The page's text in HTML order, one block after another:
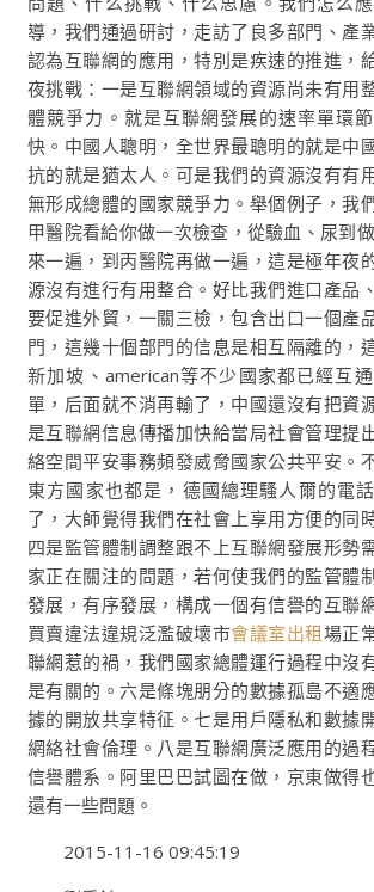
導，我們通過研討，走訪了良多部門、產
認為互聯網的應用，特別是疾速的推進，
夜挑戰：一是互聯網領域的資源尚未有用
體競爭力。就是互聯網發展的速率單環
快。中國人聰明，全世界最聰明的就是中
抗的就是猶太人。可是我們的資源沒有有
無形成總體的國家競爭力。舉個例子，我
甲醫院看給你做一次檢查，從驗血、尿到
來一遍，到丙醫院再做一遍，這是極年夜
源沒有進行有用整合。好比我們進口產品
要促進外貿，一關三檢，包含出口一個產
門，這幾十個部門的信息是相互隔離的，
新加坡、american等不少國家都已經互
單，后面就不消再輸了，中國還沒有把資
是互聯網信息傳播加快給當局社會管理提
絡空間平安事務頻發威脅國家公共平安。
東方國家也都是，德國總理騷人爾的電
了，大師覺得我們在社會上享用方便的同
四是監管體制調整跟不上互聯網發展形勢
家正在關注的問題，若何使我們的監管體
發展，有序發展，構成一個有信譽的互聯
買賣違法違規泛濫破壞市會議室出租場正
聯網惹的禍，我們國家總體運行過程中沒
是有關的。六是條塊朋分的數據孤島不適
據的開放共享特征。七是用戶隱私和數據
網絡社會倫理。八是互聯網廣泛應用的過
信譽體系。阿里巴巴試圖在做，京東做得
還有一些問題。
2015-11-16 09:45:19